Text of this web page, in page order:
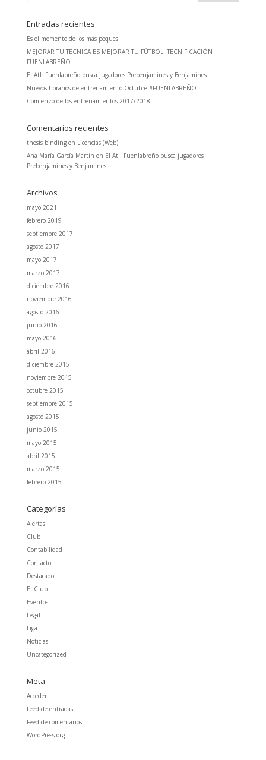
Entradas recientes
Es el momento de los más peques
MEJORAR TU TÉCNICA ES MEJORAR TU FÚTBOL. TECNIFICACIÓN
FUENLABREÑO
El Atl. Fuenlabreño busca jugadores Prebenjamines y Benjamines.
Nuevos horarios de entrenamiento Octubre #FUENLABREÑO
Comienzo de los entrenamientos 2017/2018
Comentarios recientes
thesis bindingen Licencias (Web)
Ana María García Martín en El Atl. Fuenlabreño busca jugadores
Prebenjamines y Benjamines.
Archivos
mayo 2021
febrero 2019
septiembre 2017
agosto 2017
mayo 2017
marzo 2017
diciembre 2016
noviembre 2016
agosto 2016
junio 2016
mayo 2016
abril 2016
diciembre 2015
noviembre 2015
octubre 2015
septiembre 2015
agosto 2015
junio 2015
mayo 2015
abril 2015
marzo 2015
febrero 2015
Categorías
Alertas
Club
Contabilidad
Contacto
Destacado
El Club
Eventos
Legal
Liga
Noticias
Uncategorized
Meta
Acceder
Feed de entradas
Feed de comentarios
WordPress.org